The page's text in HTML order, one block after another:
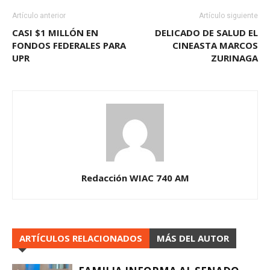
Artículo anterior
CASI $1 MILLÓN EN
FONDOS FEDERALES PARA
UPR
Artículo siguiente
DELICADO DE SALUD EL
CINEASTA MARCOS
ZURINAGA
Redacción WIAC 740 AM
ARTÍCULOS RELACIONADOS MÁS DEL AUTOR